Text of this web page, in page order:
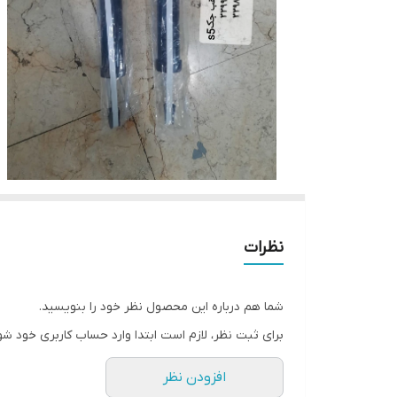
نظرات
شما هم درباره این محصول نظر خود را بنویسید.
برای ثبت نظر، لازم است ابتدا وارد حساب کاربری خود
افزودن نظر